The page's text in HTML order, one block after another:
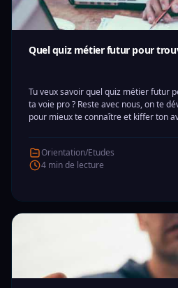
Quel quiz métier futur pour
Tu veux savoir quel quiz métier futur
ta voie pro ? Reste avec nous, on te
pour mieux te connaître et kiffer ton
Orientation/Etudes
4 min de lecture